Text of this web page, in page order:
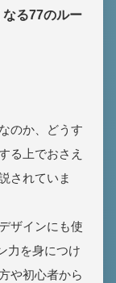
る77のルー
のか、どうす
る上でおさえ
されていま
ザインにも使
力を身につけ
や初心者から